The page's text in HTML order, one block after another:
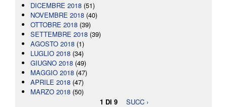
DICEMBRE 2018 (51)
NOVEMBRE 2018 (40)
OTTOBRE 2018 (39)
SETTEMBRE 2018 (39)
AGOSTO 2018 (1)
LUGLIO 2018 (34)
GIUGNO 2018 (49)
MAGGIO 2018 (47)
APRILE 2018 (47)
MARZO 2018 (50)
1 DI 9
SUCC ›